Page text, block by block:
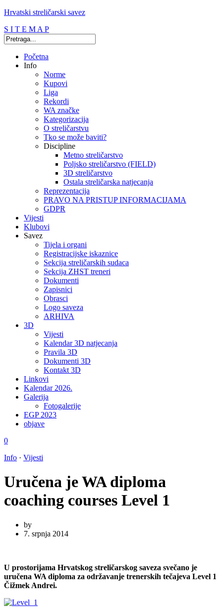
Hrvatski streličarski savez
S I T E M A P
Početna
Info
Norme
Kupovi
Liga
Rekordi
WA značke
Kategorizacija
O streličarstvu
Tko se može baviti?
Discipline
Metno streličarstvo
Poljsko streličarstvo (FIELD)
3D streličarstvo
Ostala streličarska natjecanja
Reprezentacija
PRAVO NA PRISTUP INFORMACIJAMA
GDPR
Vijesti
Klubovi
Savez
Tijela i organi
Registracijske iskaznice
Sekcija streličarskih sudaca
Sekcija ZHST treneri
Dokumenti
Zapisnici
Obrasci
Logo saveza
ARHIVA
3D
Vijesti
Kalendar 3D natjecanja
Pravila 3D
Dokumenti 3D
Kontakt 3D
Linkovi
Kalendar 2026.
Galerija
Fotogalerije
EGP 2023
objave
0
Info · Vijesti
Uručena je WA diploma
coaching courses Level 1
by
7. srpnja 2014
U prostorijama Hrvatskog streličarskog saveza svečano je
uručena WA diploma za održavanje trenerskih tečajeva Level 1
Čižmek Andrei.